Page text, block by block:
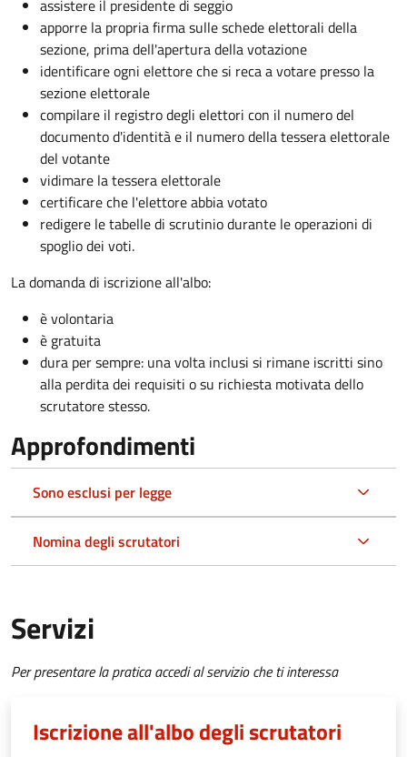
assistere il presidente di seggio
apporre la propria firma sulle schede elettorali della
sezione, prima dell'apertura della votazione
identificare ogni elettore che si reca a votare presso la
sezione elettorale
compilare il registro degli elettori con il numero del
documento d'identità e il numero della tessera elettorale
del votante
vidimare la tessera elettorale
certificare che l'elettore abbia votato
redigere le tabelle di scrutinio durante le operazioni di
spoglio dei voti.
La domanda di iscrizione all'albo:
è volontaria
è gratuita
dura per sempre: una volta inclusi si rimane iscritti sino
alla perdita dei requisiti o su richiesta motivata dello
scrutatore stesso.
Approfondimenti
Sono esclusi per legge
Nomina degli scrutatori
Servizi
Per presentare la pratica accedi al servizio che ti interessa
Iscrizione all'albo degli scrutatori